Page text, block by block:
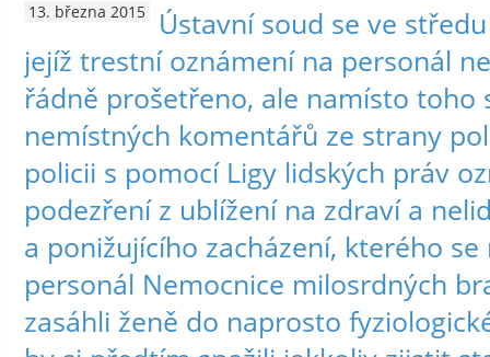
13. března 2015
Ústavní soud se ve
jejíž trestní oznámení na personál
řádně prošetřeno, ale namísto toho
nemístných komentářů ze strany
policii s pomocí Ligy lidských práv
podezření z ublížení na zdraví a
a ponižujícího zacházení, kterého
personál Nemocnice milosrdných
zasáhli ženě do naprosto